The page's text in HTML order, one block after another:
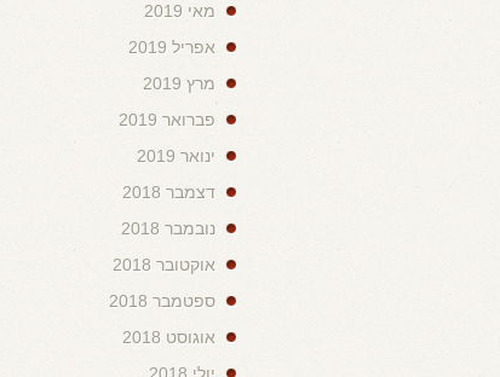
מאי 2019
אפריל 2019
מרץ 2019
פברואר 2019
ינואר 2019
דצמבר 2018
נובמבר 2018
אוקטובר 2018
ספטמבר 2018
אוגוסט 2018